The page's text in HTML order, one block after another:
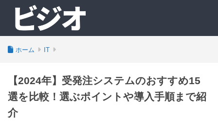
ホーム IT
【2024年】受発注システムのおすすめ15
選を比較！選ぶポイントや導入手順まで紹
介